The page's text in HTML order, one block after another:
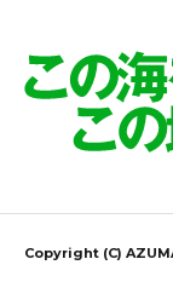
Copyright (C)